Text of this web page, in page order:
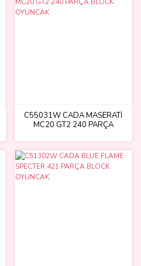
C55031W CADA MASERATİ
MC20 GT2 240 PARÇA